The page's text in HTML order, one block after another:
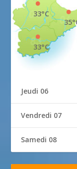
33°C
33°C
Jeudi 06
Vendredi 07
Samedi 08